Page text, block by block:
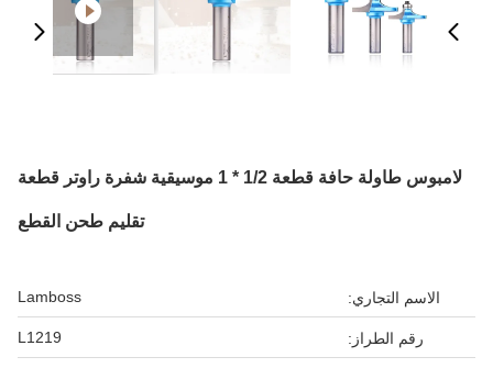
لامبوس طاولة حافة قطعة 1/2 * 1 موسيقية شفرة راوتر قطعة
تقليم طحن القطع
الاسم التجاري: Lamboss
رقم الطراز: L1219